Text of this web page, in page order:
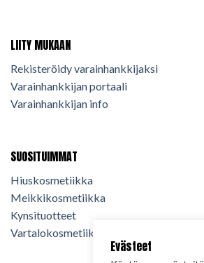
LIITY MUKAAN
Rekisteröidy varainhankkijaksi
Varainhankkijan portaali
Varainhankkijan info
SUOSITUIMMAT
Hiuskosmetiikka
Meikkikosmetiikka
Kynsituotteet
Vartalokosmetiikka
Evästeet